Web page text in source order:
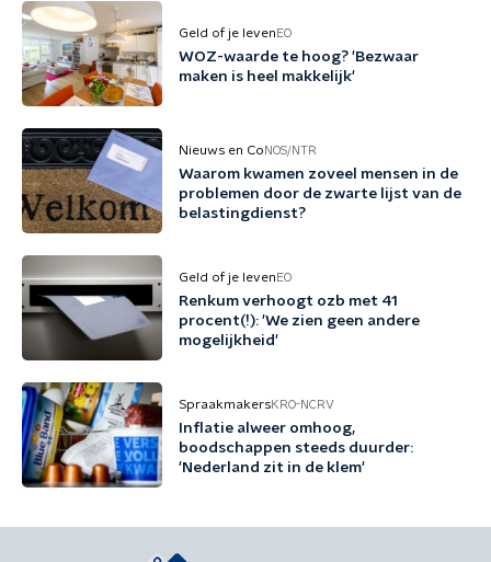
Geld of je leven EO
WOZ-waarde te hoog? 'Bezwaar
maken is heel makkelijk'
Nieuws en Co NOS/NTR
Waarom kwamen zoveel mensen in de
problemen door de zwarte lijst van de
belastingdienst?
Geld of je leven EO
Renkum verhoogt ozb met 41
procent(!): 'We zien geen andere
mogelijkheid'
SpraakmakersKRO-NCRV
Inflatie alweer omhoog,
boodschappen steeds duurder:
'Nederland zit in de klem'